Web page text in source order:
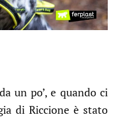
un po’, e quando ci
di Riccione è stato